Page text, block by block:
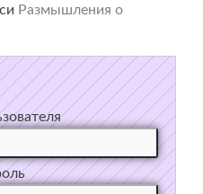
Размышления о